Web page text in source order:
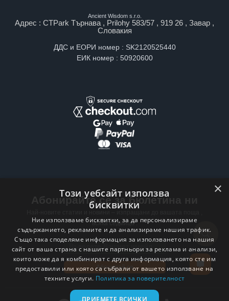
Ancient Wisdom s.r.o.
Адрес : CTPark Търнава , Prilohy 583/57 , 919 26 , Завар ,
Словакия
ДДС и ЕОРИ номер : SK2120525440
ЕИК номер : 50920600
Абонирайте се за бюлетина ни
всяка седмица .
Email address
Абонирай се
×
Този уебсайт използва
бисквитки
Ние използваме бисквитки, за да персонализираме
съдържанието, рекламите и да анализираме нашия трафик.
Също така споделяме информация за използването на нашия
сайт от ваша страна с нашите партньори за реклама и анализи,
които може да я комбинират с друга информация, която сте им
предоставили или която са събрали от вашето използване на
техните услуги. Политика за поверителност
ПРИЕМЕТЕ ВСИЧКИ